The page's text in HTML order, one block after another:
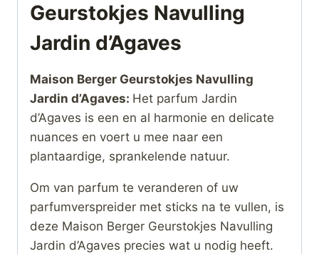
Geurstokjes Navulling
Jardin d’Agaves
Maison Berger Geurstokjes Navulling
Jardin d’Agaves: Het parfum Jardin
d’Agaves is een en al harmonie en delicate
nuances en voert u mee naar een
plantaardige, sprankelende natuur.
Om van parfum te veranderen of uw
parfumverspreider met sticks na te vullen, is
deze Maison Berger Geurstokjes Navulling
Jardin d’Agaves precies wat u nodig heeft.